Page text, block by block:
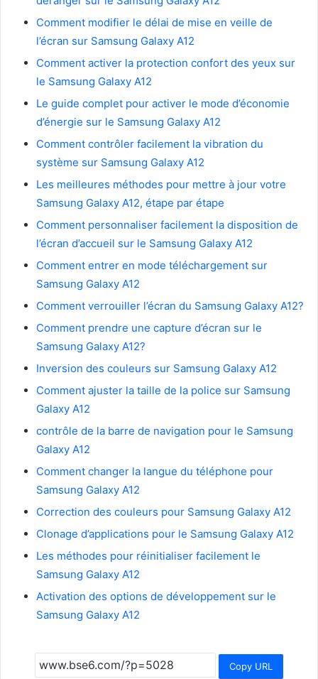
Comment modifier le délai de mise en veille de
l’écran sur Samsung Galaxy A12
Comment activer la protection confort des yeux sur
le Samsung Galaxy A12
Le guide complet pour activer le mode d’économie
d’énergie sur le Samsung Galaxy A12
Comment contrôler facilement la vibration du
système sur Samsung Galaxy A12
Les meilleures méthodes pour mettre à jour votre
Samsung Galaxy A12, étape par étape
Comment personnaliser facilement la disposition de
l’écran d’accueil sur le Samsung Galaxy A12
Comment entrer en mode téléchargement sur
Samsung Galaxy A12
Comment verrouiller l’écran du Samsung Galaxy A12?
Comment prendre une capture d’écran sur le
Samsung Galaxy A12?
Inversion des couleurs sur Samsung Galaxy A12
Comment ajuster la taille de la police sur Samsung
Galaxy A12
contrôle de la barre de navigation pour le Samsung
Galaxy A12
Comment changer la langue du téléphone pour
Samsung Galaxy A12
Correction des couleurs pour Samsung Galaxy A12
Clonage d’applications pour le Samsung Galaxy A12
Les méthodes pour réinitialiser facilement le
Samsung Galaxy A12
Activation des options de développement sur le
Samsung Galaxy A12
Copy URL